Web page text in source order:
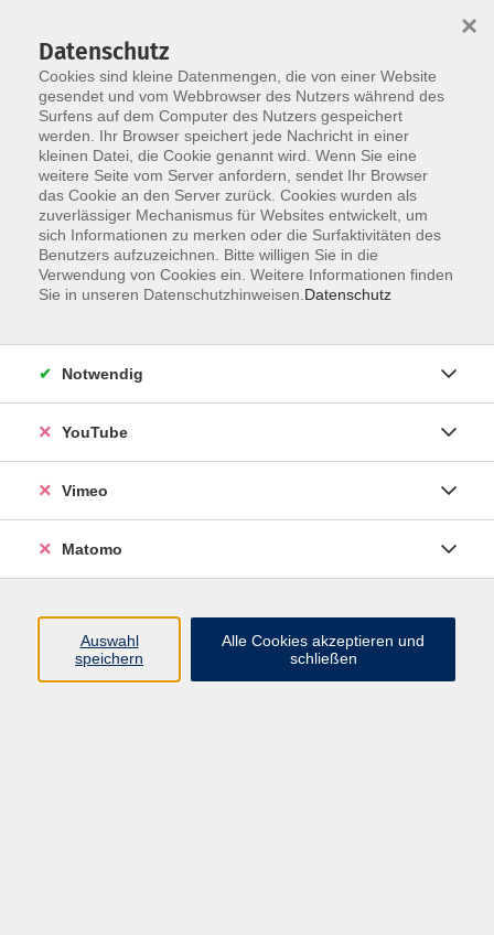
Zum Hauptinhalt springen
Sie sind hier:
Über uns Partner
Förderung
durch das Sächsische Staatsministerium
Die Kurse und Angebote der Volkshochschule Landkreis
Leipzig werden mitfinanziert durch Steuermittel auf
Datenschutz
Cookies sind kleine Datenmengen, die von einer Website
gesendet und vom Webbrowser des Nutzers während des
Surfens auf dem Computer des Nutzers gespeichert
werden. Ihr Browser speichert jede Nachricht in einer
kleinen Datei, die Cookie genannt wird. Wenn Sie eine
weitere Seite vom Server anfordern, sendet Ihr Browser
das Cookie an den Server zurück. Cookies wurden als
zuverlässiger Mechanismus für Websites entwickelt, um
sich Informationen zu merken oder die Surfaktivitäten des
Benutzers aufzuzeichnen. Bitte willigen Sie in die
Verwendung von Cookies ein. Weitere Informationen finden
Sie in unseren Datenschutzhinweisen. Datenschutz
×
Notwendig
YouTube
Vimeo
Matomo
Auswahl
speichern
Alle Cookies akzeptieren und
schließen